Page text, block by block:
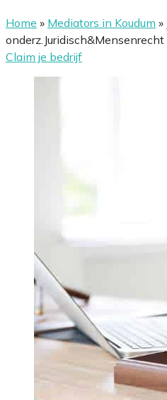
Home » Mediators in Koudum »
onderz.Juridisch&Mensenrecht
Claim je bedrijf